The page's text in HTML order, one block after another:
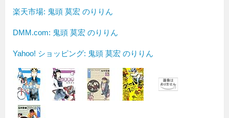
楽天市場: 鬼頭 莫宏 のりりん
DMM.com: 鬼頭 莫宏 のりりん
Yahoo! ショッピング: 鬼頭 莫宏 のりりん